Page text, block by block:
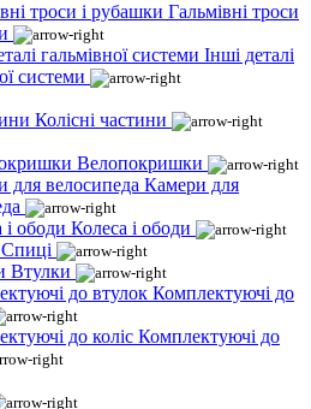
Гальмівні троси
Інші деталі
системи
Колісні частини
Велопокришки
Камери для
Колеса і ободи
Спиці
Втулки
Комплектуючі до
Комплектуючі до